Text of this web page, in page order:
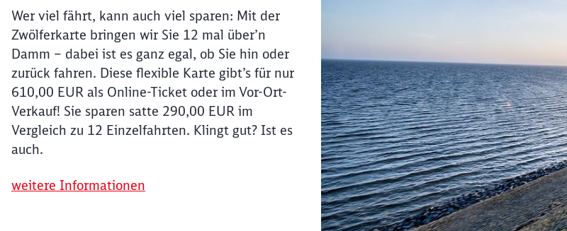
Wer viel fährt, kann auch viel sparen: Mit der
Zwölferkarte bringen wir Sie 12 mal über’n
Damm – dabei ist es ganz egal, ob Sie hin oder
zurück fahren. Diese flexible Karte gibt’s für nur
610,00 EUR als Online-Ticket oder im Vor-Ort-
Verkauf! Sie sparen satte 290,00 EUR im
Vergleich zu 12 Einzelfahrten. Klingt gut? Ist es
auch.
weitere Informationen Möchten Sie zuweitergeleitet werden?
Abbrechen